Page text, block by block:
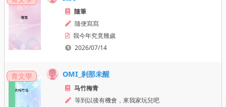
隨筆
隨便寫寫
我今年究竟幾歲
2026/07/14
青文學 OMI_刹那未醒
马竹梅青
等到以後有機會，來我家玩兒吧